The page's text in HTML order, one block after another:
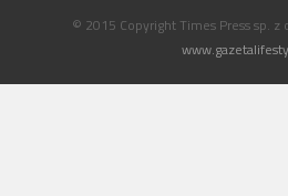
© 2015 Copyright Times Press sp. z